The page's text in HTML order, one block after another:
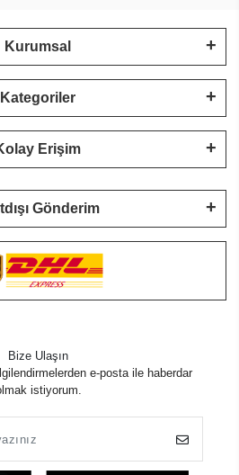
Kurumsal
Kategoriler
Erişim
Gönderim
Bize Ulaşın
e-posta ile haberdar
istiyorum.